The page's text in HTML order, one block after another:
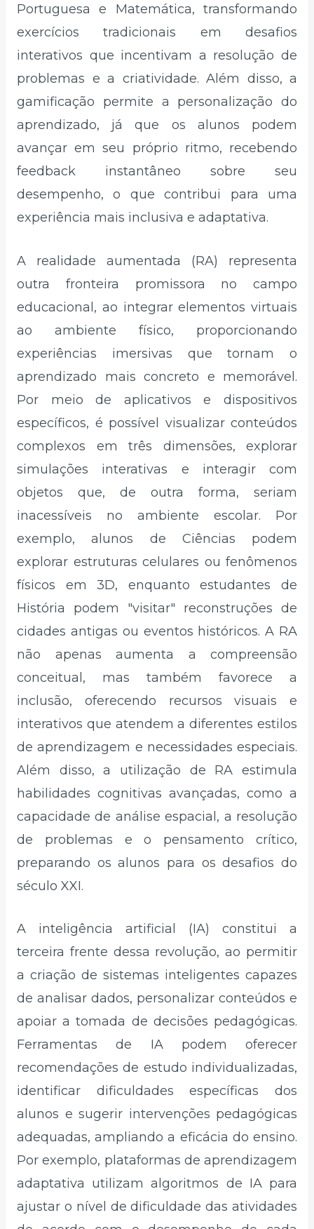
Portuguesa e Matemática, transformando
exercícios tradicionais em desafios
interativos que incentivam a resolução de
problemas e a criatividade. Além disso, a
gamificação permite a personalização do
aprendizado, já que os alunos podem
avançar em seu próprio ritmo, recebendo
feedback instantâneo sobre seu
desempenho, o que contribui para uma
experiência mais inclusiva e adaptativa.
A realidade aumentada (RA) representa
outra fronteira promissora no campo
educacional, ao integrar elementos virtuais
ao ambiente físico, proporcionando
experiências imersivas que tornam o
aprendizado mais concreto e memorável.
Por meio de aplicativos e dispositivos
específicos, é possível visualizar conteúdos
complexos em três dimensões, explorar
simulações interativas e interagir com
objetos que, de outra forma, seriam
inacessíveis no ambiente escolar. Por
exemplo, alunos de Ciências podem
explorar estruturas celulares ou fenômenos
físicos em 3D, enquanto estudantes de
História podem "visitar" reconstruções de
cidades antigas ou eventos históricos. A RA
não apenas aumenta a compreensão
conceitual, mas também favorece a
inclusão, oferecendo recursos visuais e
interativos que atendem a diferentes estilos
de aprendizagem e necessidades especiais.
Além disso, a utilização de RA estimula
habilidades cognitivas avançadas, como a
capacidade de análise espacial, a resolução
de problemas e o pensamento crítico,
preparando os alunos para os desafios do
século XXI.
A inteligência artificial (IA) constitui a
terceira frente dessa revolução, ao permitir
a criação de sistemas inteligentes capazes
de analisar dados, personalizar conteúdos e
apoiar a tomada de decisões pedagógicas.
Ferramentas de IA podem oferecer
recomendações de estudo individualizadas,
identificar dificuldades específicas dos
alunos e sugerir intervenções pedagógicas
adequadas, ampliando a eficácia do ensino.
Por exemplo, plataformas de aprendizagem
adaptativa utilizam algoritmos de IA para
ajustar o nível de dificuldade das atividades